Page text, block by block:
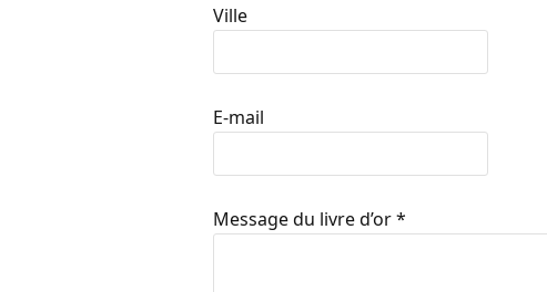
Ville
E-mail
Message du livre d’or*